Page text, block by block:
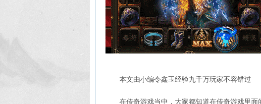
本文由小编令鑫玉经验九千万玩家不容错过
在传奇游戏当中，大家都知道在传奇游戏里